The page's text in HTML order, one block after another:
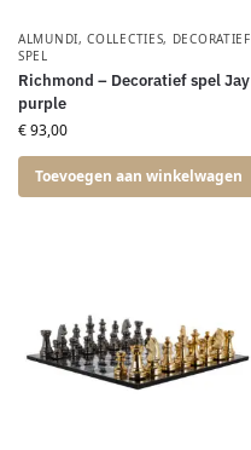
ALMUNDI,COLLECTIES, DECORATIEF
SPEL
Richmond – Decoratief spel Jay
purple
€93,00
Toevoegen aan winkelwagen